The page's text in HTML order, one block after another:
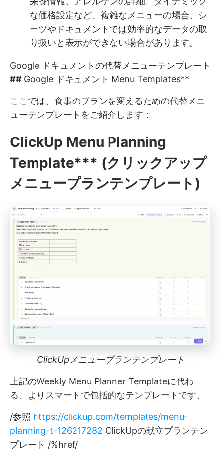
な価格設定など、複雑なメニューの場合、シ
ーツやドキュメントでは効率的なデータの取
り扱いと表示ができない場合があります。
Google ドキュメントの代替メニューテンプレート
## Google ドキュメント Menu Templates**
ここでは、食事のプランを変えるための代替メニ
ューテンプレートをご紹介します：
ClickUp Menu Planning
Template*** (クリックアップ
メニュープランテンプレート)
ClickUpメニュープランテンプレート
上記のWeekly Menu Planner Templateに代わ
る、よりスマートで包括的なテンプレートです、
/参照 https://clickup.com/templates/menu-
planning-t-126217282 ClickUpの献立プランテン
プレート /%href/